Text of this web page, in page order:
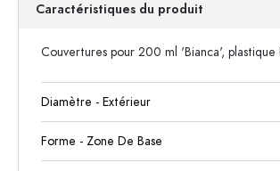
Caractéristiques du produit
Couvertures pour 200 ml 'Bianca', plastique
Diamètre - Extérieur
Forme - Zone De Base